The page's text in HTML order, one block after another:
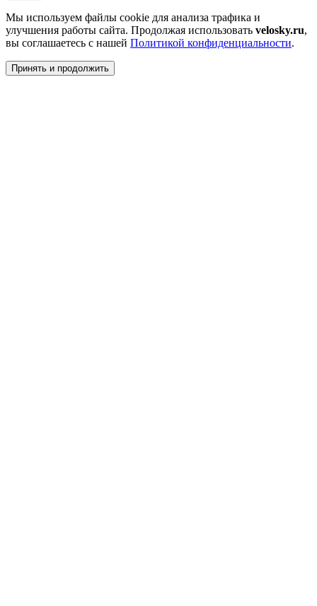
Мы используем файлы cookie для анализа трафика и
улучшения работы сайта. Продолжая использовать velosky.ru,
вы соглашаетесь с нашей Политикой конфиденциальности.
Принять и продолжить